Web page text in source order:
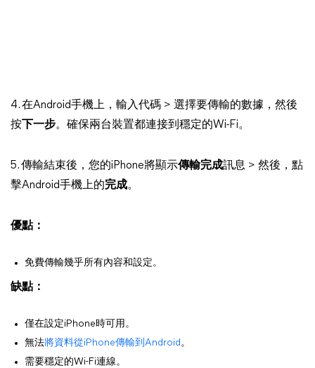
4. 在Android手機上，輸入代碼 > 選擇要傳輸的數據，然後
按 下一步。確保兩台裝置都連接到穩定的Wi-Fi。
5. 傳輸結束後，您的iPhone將顯示傳輸完成訊息 > 然後，點
擊Android手機上的完成。
優點：
免費傳輸幾乎所有內容和設定。
缺點：
僅在設定iPhone時可用。
無法將資料從iPhone傳輸到Android。
需要穩定的Wi-Fi連線。